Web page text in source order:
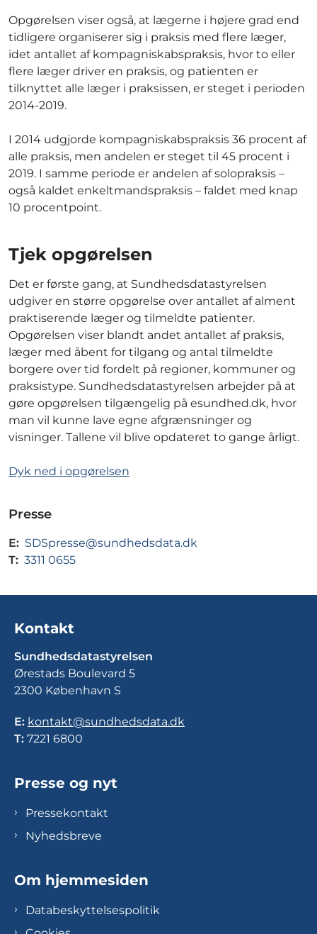
Opgørelsen viser også, at lægerne i højere grad end
tidligere organiserer sig i praksis med flere læger,
idet antallet af kompagniskabspraksis, hvor to eller
flere læger driver en praksis, og patienten er
tilknyttet alle læger i praksissen, er steget i perioden
2014-2019.
I 2014 udgjorde kompagniskabspraksis 36 procent af
alle praksis, men andelen er steget til 45 procent i
2019. I samme periode er andelen af solopraksis –
også kaldet enkeltmandspraksis – faldet med knap
10 procentpoint.
Tjek opgørelsen
Det er første gang, at Sundhedsdatastyrelsen
udgiver en større opgørelse over antallet af alment
praktiserende læger og tilmeldte patienter.
Opgørelsen viser blandt andet antallet af praksis,
læger med åbent for tilgang og antal tilmeldte
borgere over tid fordelt på regioner, kommuner og
praksistype. Sundhedsdatastyrelsen arbejder på at
gøre opgørelsen tilgængelig på esundhed.dk, hvor
man vil kunne lave egne afgrænsninger og
visninger. Tallene vil blive opdateret to gange årligt.
Dyk ned i opgørelsen
Presse
E: SDSpresse@sundhedsdata.dk
T: 3311 0655
Kontakt
Sundhedsdatastyrelsen
Ørestads Boulevard 5
2300 København S
E: kontakt@sundhedsdata.dk
T: 7221 6800
Presse og nyt
Pressekontakt
Nyhedsbreve
Om hjemmesiden
Databeskyttelsespolitik